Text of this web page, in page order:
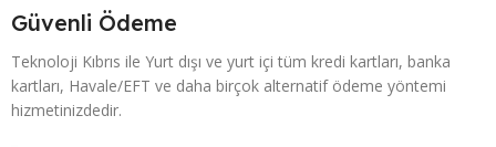
Güvenli Ödeme
Teknoloji Kıbrıs ile Yurt dışı ve yurt içi tüm kredi kartları, banka
kartları, Havale/EFT ve daha birçok alternatif ödeme yöntemi
hizmetinizdedir.